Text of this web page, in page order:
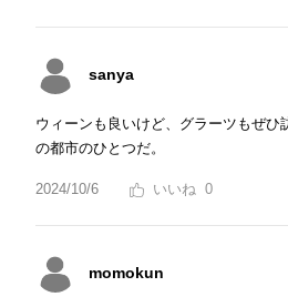
sanya
ウィーンも良いけど、グラーツもぜひ
の都市のひとつだ。
2024/10/6 0
momokun